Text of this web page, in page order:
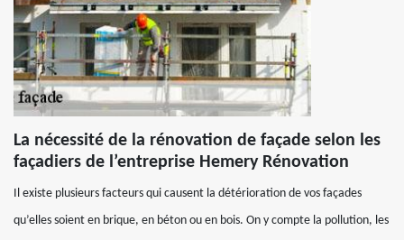
La nécessité de la rénovation de façade selon les
façadiers de l’entreprise Hemery Rénovation
Il existe plusieurs facteurs qui causent la détérioration de vos façades
qu’elles soient en brique, en béton ou en bois. On y compte la pollution, les